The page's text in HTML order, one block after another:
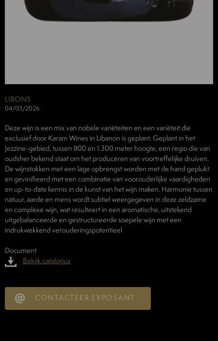
LIBONS
04/03/2026
Deze wijn is een mix van nobele variëteiten en een variëteit die
exclusief door Karam Wines in Libanon is geplant. Geplant in het
Jezzine-gebied, tussen 800 en 1.300 meter hoogte, een regio die van
oudsher bekend staat om het produceren van voortreffelijke druiven.
De wijnstokken met een lage opbrengst worden met de hand geplukt
en gevinifieerd met een combinatie van voorouderlijke vaardigheden
en up-to-date kennis in de kunst van het wijn maken. Harmonie tussen
natuur, aarde en mens wordt subtiel weergegeven in deze zeldzame
en complexe wijn, wat resulteert in een aromatische, uitstekend
uitgebalanceerde en gestructureerde soepele wijn met een
indrukwekkend verouderingspotentieel
Document
Bekijk catalogus
CONTACTEER EXPOSANT